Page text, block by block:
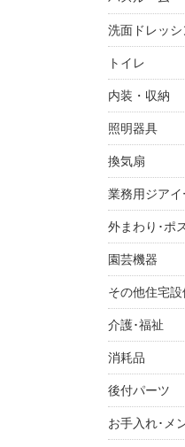
洗面ドレッシ
トイレ
内装・収納
照明器具
換気扇
業務用ジアイ
外まわり･ポ
園芸機器
その他住宅設
介護･福祉
消耗品
後付パーツ
お手入れ･メ